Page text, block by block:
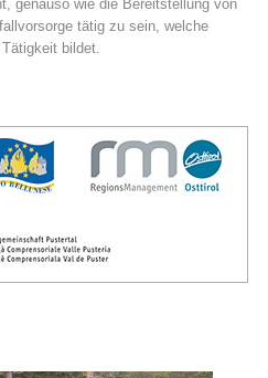
genauso wie die Bereitstellung von
tätig zu sein, welche
bildet.